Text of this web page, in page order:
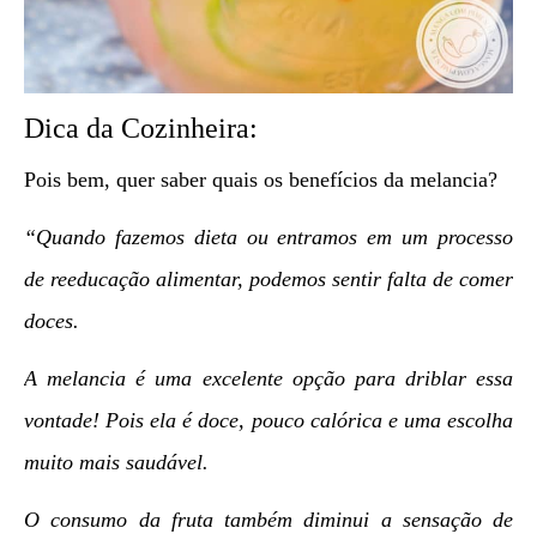
Dica da Cozinheira:
Pois bem, quer saber quais os benefícios da melancia?
“Quando fazemos dieta ou entramos em um processo
de reeducação alimentar, podemos sentir falta de comer
doces.
A melancia é uma excelente opção para driblar essa
vontade! Pois ela é doce, pouco calórica e uma escolha
muito mais saudável.
O consumo da fruta também diminui a sensação de